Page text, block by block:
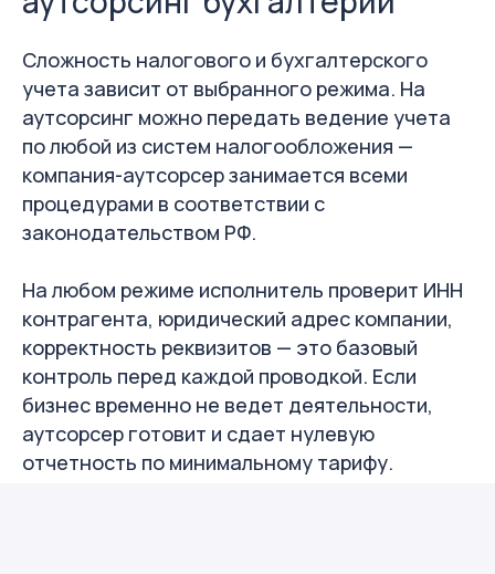
Сложность налогового и бухгалтерского
учета зависит от выбранного режима. На
аутсорсинг можно передать ведение учета
по любой из систем налогообложения —
компания-аутсорсер занимается всеми
процедурами в соответствии с
законодательством РФ.
На любом режиме исполнитель проверит ИНН
контрагента, юридический адрес компании,
корректность реквизитов — это базовый
контроль перед каждой проводкой. Если
бизнес временно не ведет деятельности,
аутсорсер готовит и сдает нулевую
отчетность по минимальному тарифу.